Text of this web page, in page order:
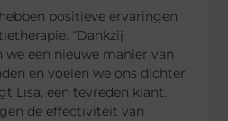
positieve ervaringen
“Dankzij
een nieuwe manier van
en voelen we ons dichter
Lisa, een tevreden klant.
de effectiviteit van